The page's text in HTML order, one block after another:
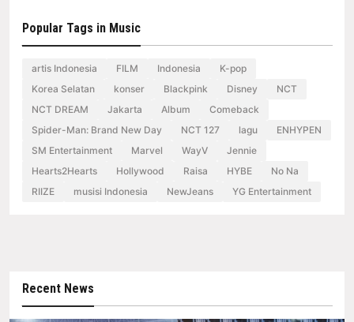
Popular Tags in Music
artis Indonesia FILM Indonesia
K-pop
Korea Selatan
konser Blackpink Disney
NCT
NCT DREAM
Jakarta Album
Comeback
Spider-Man: Brand New Day
NCT 127 lagu
ENHYPEN
SM Entertainment
Marvel WayV
Jennie
Hearts2Hearts
Hollywood Raisa HYBE
No Na
RIIZE
musisi Indonesia NewJeans YG Entertainment
Recent News